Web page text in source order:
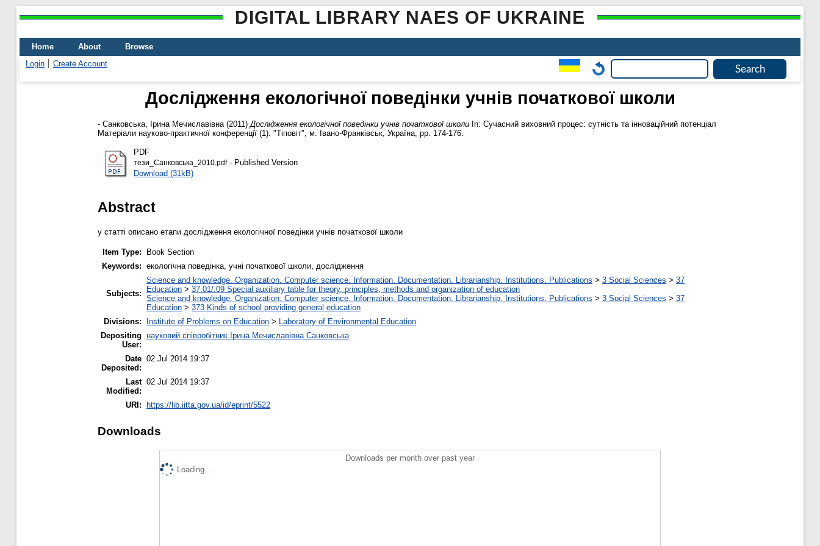
DIGITAL LIBRARY NAES OF UKRAINE
Home About
Browse
Login
Create Account
Дослідження екологічної поведінки учнів початкової школи
- Санковська, Ірина Мечиславівна (2011) Дослідження екологічної поведінки учнів початкової школи In: Сучасний виховний процес: сутність та інноваційний потенціал
Матеріали науково-практичної конференції (1). "Тіповіт", м. Івано-Франківськ, Україна, pp. 174-176.
PDF
тези_Санковська_2010.pdf- Published Version
Download (31kB)
Abstract
у статті описано етапи дослідження екологічної поведінки учнів початкової школи
Item Type:
Book Section
Keywords: екологічна поведінка, учні початкової школи, дослідження
Subjects:
Science and knowledge. Organization. Computer science. Information. Documentation. Librarianship. Institutions. Publications > 3 Social Sciences > 37
Education > 37.01/.09 Special auxiliary table for theory, principles, methods and organization of education
Science and knowledge. Organization. Computer science. Information. Documentation. Librarianship. Institutions. Publications > 3 Social Sciences > 37
Education > 373 Kinds of school providing general education
Divisions:
Institute of Problems on Education > Laboratory of Environmental Education
Depositing
User:
науковий співробітник Ірина Мечиславівна Санковська
Date
Deposited:
02 Jul 2014 19:37
Last
Modified:
02 Jul 2014 19:37
URI: https://lib.iitta.gov.ua/id/eprint/5522
Downloads
Downloads per month over past year
Loading...